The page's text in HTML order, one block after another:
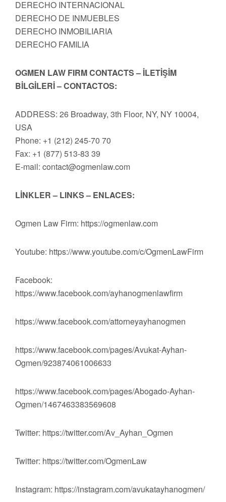
DERECHO INTERNACIONAL
DERECHO DE INMUEBLES
DERECHO INMOBILIARIA
DERECHO FAMILIA
OGMEN LAW FIRM CONTACTS – İLETİŞİM
BİLGİLERİ – CONTACTOS:
ADDRESS: 26 Broadway, 3th Floor, NY, NY 10004,
USA
Phone: +1 (212) 245-70 70
Fax: +1 (877) 513-83 39
E-mail: contact@ogmenlaw.com
LİNKLER – LINKS – ENLACES:
Ogmen Law Firm: https://ogmenlaw.com
Youtube: https://www.youtube.com/c/OgmenLawFirm
Facebook:
https://www.facebook.com/ayhanogmenlawfirm
https://www.facebook.com/attorneyayhanogmen
https://www.facebook.com/pages/Avukat-Ayhan-
Ogmen/923874061006633
https://www.facebook.com/pages/Abogado-Ayhan-
Ogmen/1467463383569608
Twitter: https://twitter.com/Av_Ayhan_Ogmen
Twitter: https://twitter.com/OgmenLaw
Instagram: https://instagram.com/avukatayhanogmen/